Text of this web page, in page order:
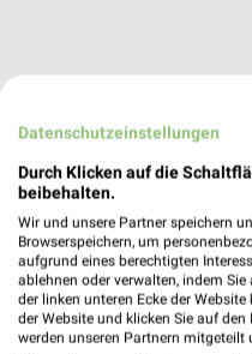
Datenschutzeinstellungen
Durch Klicken auf die
beibehalten.
Wir und unsere Partner speichern
Browserspeichern, um
aufgrund eines berechtigten
ablehnen oder verwalten, indem
der linken unteren Ecke der
der Website und klicken Sie auf den
werden unseren Partnern mitgeteilt